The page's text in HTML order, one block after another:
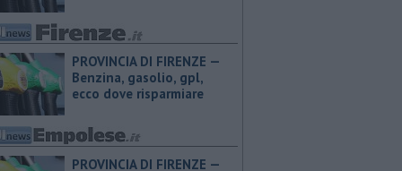
PROVINCIA DI FIRENZE — ​
Benzina, gasolio, gpl,
ecco dove risparmiare
PROVINCIA DI FIRENZE — ​